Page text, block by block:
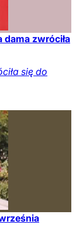
zwróciła
się do